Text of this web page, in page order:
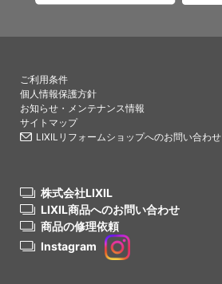
ご利用条件
個人情報保護方針
お知らせ・メンテナンス情報
サイトマップ
LIXILリフォームショップへのお問い合わせ
株式会社LIXIL
LIXIL商品へのお問い合わせ
商品の修理依頼
Instagram